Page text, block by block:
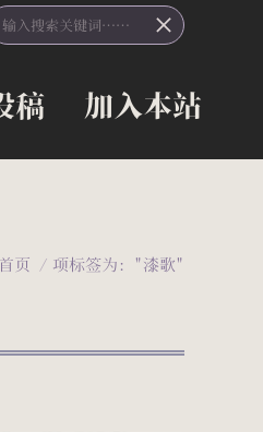
稿 加入本站
您在这里：
首页 项标签为："漆歌"
稿 加入本站